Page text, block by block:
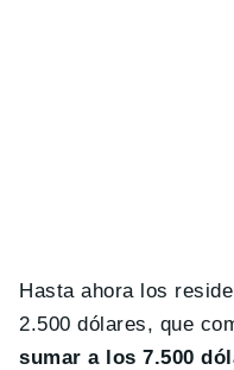
Hasta ahora los
2.500 dólares, que
sumar a los 7.500